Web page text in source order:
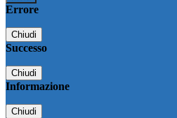
Errore
Chiudi
Successo
Chiudi
Informazione
Chiudi